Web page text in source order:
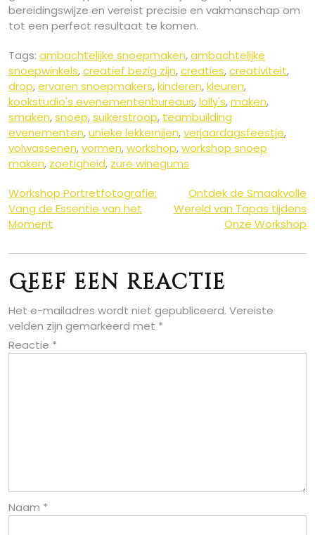
bereidingswijze en vereist precisie en vakmanschap om
tot een perfect resultaat te komen.
Tags: ambachtelijke snoepmaken,ambachtelijke
snoepwinkels,creatief bezig zijn,creaties,creativiteit,
drop,ervaren snoepmakers,kinderen,kleuren,
kookstudio's evenementenbureaus,lolly's,maken,
smaken,snoep,suikerstroop, teambuilding
evenementen,unieke lekkernijen,verjaardagsfeestje,
volwassenen,vormen,workshop,workshop snoep
maken, zoetigheid, zure winegums
Berichtnavigatie
Workshop Portretfotografie:
Vang de Essentie van het
Moment
Ontdek de Smaakvolle
Wereld van Tapas tijdens
Onze Workshop
Geef een reactie
Het e-mailadres wordt niet gepubliceerd. Vereiste
velden zijn gemarkeerd met *
Reactie *
Naam *